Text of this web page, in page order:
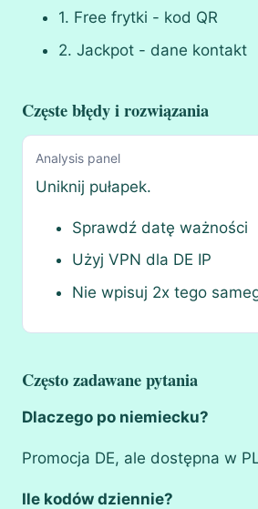
1. Free frytki - kod QR
2. Jackpot - dane kontakt
Częste błędy i rozwiązania
Analysis panel
Uniknij pułapek.
Sprawdź datę ważności
Użyj VPN dla DE IP
Nie wpisuj 2x tego
Często zadawane pytania
Dlaczego po niemiecku?
Promocja DE, ale dostępna w
Ile kodów dziennie?